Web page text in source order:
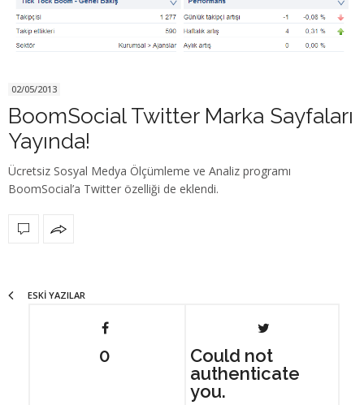
02/05/2013
BoomSocial Twitter Marka Sayfaları
Yayında!
Ücretsiz Sosyal Medya Ölçümleme ve Analiz programı
BoomSocial’a Twitter özelliği de eklendi.
ESKI YAZILAR
0
Could not
authenticate
you.